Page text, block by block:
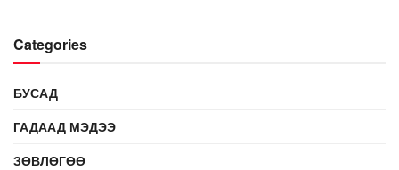
Categories
БУСАД
ГАДААД МЭДЭЭ
ЗӨВЛӨГӨӨ